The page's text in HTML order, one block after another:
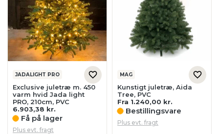
JADALIGHT PRO
Exclusive juletræ m. 450
varm hvid Jada light
PRO, 210cm, PVC
6.903,38 kr.
Få på lager
Plus evt. fragt
MAG
Kunstigt juletræ, Aida
Tree, PVC
Fra 1.240,00 kr.
Bestillingsvare
Plus evt. fragt